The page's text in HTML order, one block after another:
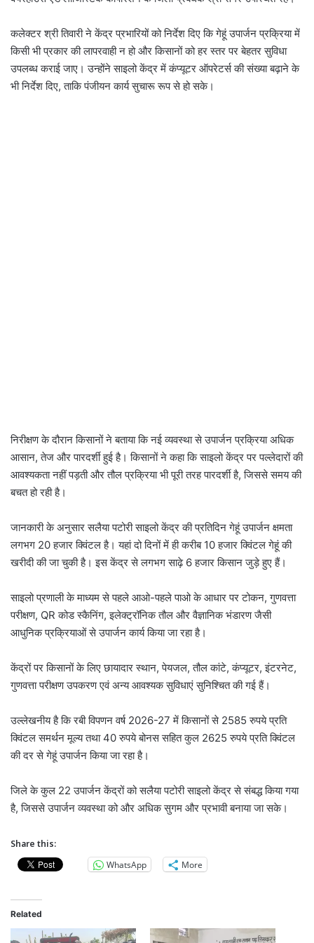
कलेक्टर श्री तिवारी ने केंद्र प्रभारियों को निर्देश दिए कि गेहूं उपार्जन प्रक्रिया में
किसी भी प्रकार की लापरवाही न हो और किसानों को हर स्तर पर बेहतर सुविधा
उपलब्ध कराई जाए। उन्होंने साइलो केंद्र में कंप्यूटर ऑपरेटर्स की संख्या बढ़ाने के
भी निर्देश दिए, ताकि पंजीयन कार्य सुचारू रूप से हो सके।
निरीक्षण के दौरान किसानों ने बताया कि नई व्यवस्था से उपार्जन प्रक्रिया अधिक
आसान, तेज और पारदर्शी हुई है। किसानों ने कहा कि साइलो केंद्र पर पल्लेदारों की
आवश्यकता नहीं पड़ती और तौल प्रक्रिया भी पूरी तरह पारदर्शी है, जिससे समय की
बचत हो रही है।
जानकारी के अनुसार सलैया पटोरी साइलो केंद्र की प्रतिदिन गेहूं उपार्जन क्षमता
लगभग 20 हजार क्विंटल है। यहां दो दिनों में ही करीब 10 हजार क्विंटल गेहूं की
खरीदी की जा चुकी है। इस केंद्र से लगभग साढ़े 6 हजार किसान जुड़े हुए हैं।
साइलो प्रणाली के माध्यम से पहले आओ-पहले पाओ के आधार पर टोकन, गुणवत्ता
परीक्षण, QR कोड स्कैनिंग, इलेक्ट्रॉनिक तौल और वैज्ञानिक भंडारण जैसी
आधुनिक प्रक्रियाओं से उपार्जन कार्य किया जा रहा है।
केंद्रों पर किसानों के लिए छायादार स्थान, पेयजल, तौल कांटे, कंप्यूटर, इंटरनेट,
गुणवत्ता परीक्षण उपकरण एवं अन्य आवश्यक सुविधाएं सुनिश्चित की गई हैं।
उल्लेखनीय है कि रबी विपणन वर्ष 2026-27 में किसानों से 2585 रुपये प्रति
क्विंटल समर्थन मूल्य तथा 40 रुपये बोनस सहित कुल 2625 रुपये प्रति क्विंटल
की दर से गेहूं उपार्जन किया जा रहा है।
जिले के कुल 22 उपार्जन केंद्रों को सलैया पटोरी साइलो केंद्र से संबद्ध किया गया
है, जिससे उपार्जन व्यवस्था को और अधिक सुगम और प्रभावी बनाया जा सके।
Share this:
WhatsApp
More
Related